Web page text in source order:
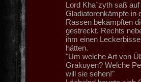
Lord Kha´zyth saß
Gladiatorenkämpfe in
Rassen bekämpften
gestreckt. Rechts
ihm einen
hätten.
"Um welche Art von
Grakuyen? Welche
will sie sehen!"